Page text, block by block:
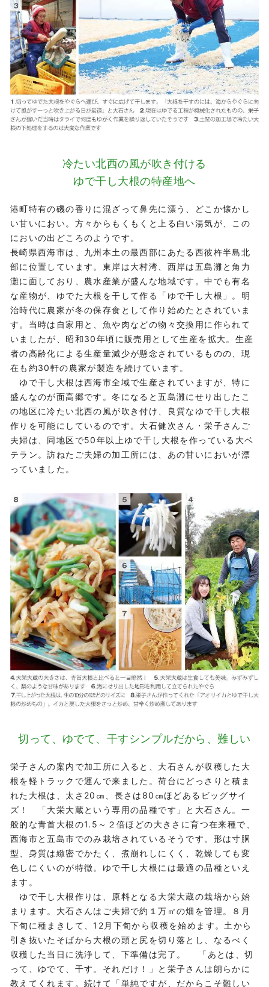
冷たい北西の風が吹き付ける
ゆで干し大根の特産地へ
港町特有の磯の香りに混ざって鼻先に漂う、どこか懐かし
い甘いにおい。方々からもくもくと上る白い湯気が、この
においの出どころのようです。
長崎県西海市は、九州本土の最西部にあたる西彼杵半島北
部に位置しています。東岸は大村湾、西岸は五島灘と角力
灘に面しており、農水産業が盛んな地域です。中でも有名
な産物が、ゆでた大根を干して作る「ゆで干し大根」。明
治時代に農家が冬の保存食として作り始めたとされていま
す。当時は自家用と、魚や肉などの物々交換用に作られて
いましたが、昭和30年頃に販売用として生産を拡大。生産
者の高齢化による生産量減少が懸念されているものの、現
在も約30軒の農家が製造を続けています。
ゆで干し大根は西海市全域で生産されていますが、特に
盛んなのが面高郷です。冬になると五島灘にせり出したこ
の地区に冷たい北西の風が吹き付け、良質なゆで干し大根
作りを可能にしているのです。大石健次さん・栄子さんご
夫婦は、同地区で50年以上ゆで干し大根を作っている大ベ
テラン。訪ねたご夫婦の加工所には、あの甘いにおいが漂
っていました。
切って、ゆでて、干すシンプルだから、難しい
栄子さんの案内で加工所に入ると、大石さんが収穫した大
根を軽トラックで運んで来ました。荷台にどっさりと積ま
れた大根は、太さ20㎝、長さは80㎝ほどあるビッグサイ
ズ！ 「大栄大蔵という専用の品種です」と大石さん。一
般的な青首大根の1.5～２倍ほどの大きさに育つ在来種で、
西海市と五島市でのみ栽培されているそうです。形は寸胴
型、身質は緻密でかたく、煮崩れしにくく、乾燥しても変
色しにくいのが特徴。ゆで干し大根には最適の品種といえ
ます。
ゆで干し大根作りは、原料となる大栄大蔵の栽培から始
まります。大石さんはご夫婦で約１万㎡の畑を管理。８月
下旬に種まきして、12月下旬から収穫を始めます。土から
引き抜いたそばから大根の頭と尻を切り落とし、なるべく
収穫した当日に洗浄して、下準備は完了。 「あとは、切
って、ゆでて、干す。それだけ！」と栄子さんは朗らかに
教えてくれます。続けて「単純ですが、だからこそ難しい